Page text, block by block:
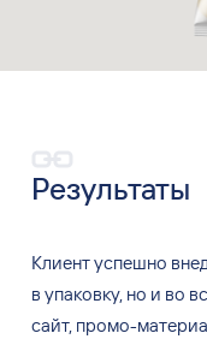
Результаты
Клиент успешно
в упаковку, но и во
сайт, промо-